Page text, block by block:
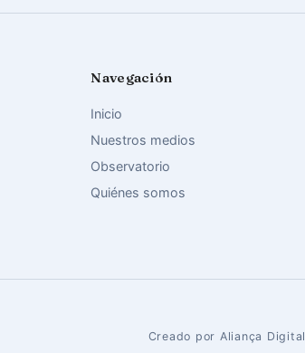
Navegación
Inicio
Nuestros medios
Observatorio
Quiénes somos
Creado por Aliança Digital